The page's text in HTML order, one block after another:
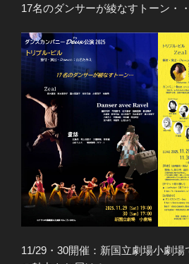
17名のダンサーが綾なすトーン・
11/29・30開催：新国立劇場小劇